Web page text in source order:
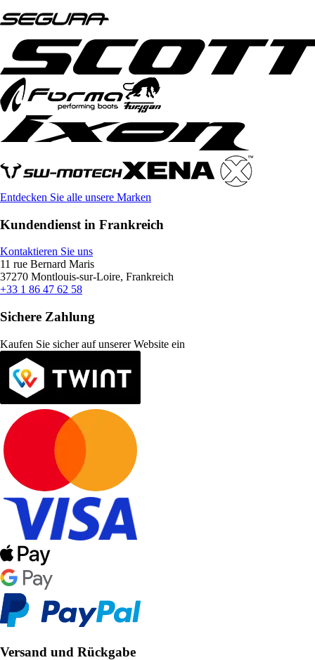
Entdecken Sie alle unsere Marken
Kundendienst in Frankreich
Kontaktieren Sie uns
11 rue Bernard Maris
37270 Montlouis-sur-Loire, Frankreich
+33 1 86 47 62 58
Sichere Zahlung
Kaufen Sie sicher auf unserer Website ein
Versand und Rückgabe